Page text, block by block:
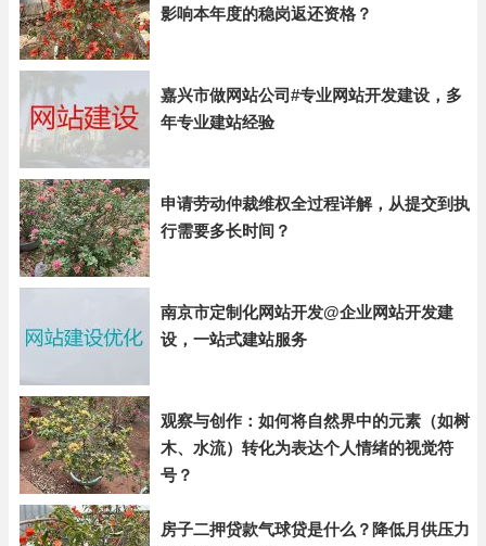
影响本年度的稳岗返还资格？
嘉兴市做网站公司#专业网站开发建设，多
年专业建站经验
申请劳动仲裁维权全过程详解，从提交到执
行需要多长时间？
南京市定制化网站开发@企业网站开发建
设，一站式建站服务
观察与创作：如何将自然界中的元素（如树
木、水流）转化为表达个人情绪的视觉符
号？
房子二押贷款气球贷是什么？降低月供压力